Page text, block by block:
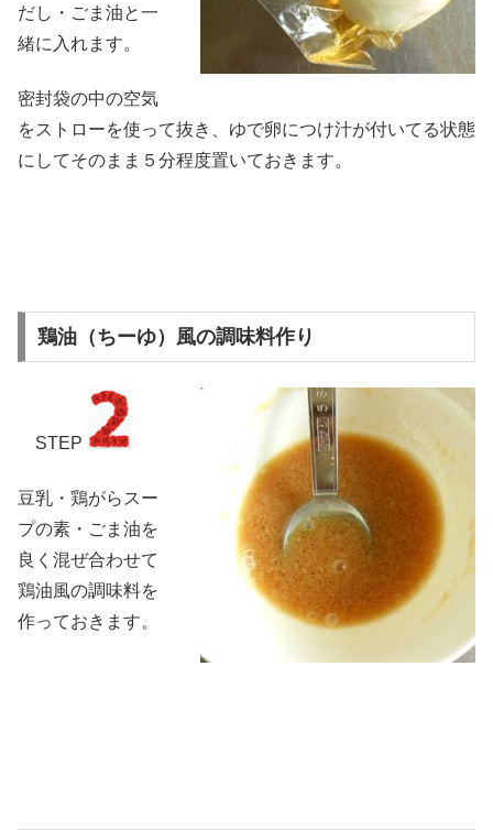
だし・ごま油と一
緒に入れます。
密封袋の中の空気
をストローを使って抜き、ゆで卵につけ汁が付いてる状態
にしてそのまま５分程度置いておきます。
鶏油（ちーゆ）風の調味料作り
STEP
豆乳・鶏がらスー
プの素・ごま油を
良く混ぜ合わせて
鶏油風の調味料を
作っておきます。